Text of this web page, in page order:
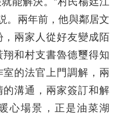
。兩年前，他與鄰居文
兩家人從好友變成陌
和村支書魯德璽得知
的法官上門調解，兩
溝通，兩家簽訂和解
心場景，正是油菜湖